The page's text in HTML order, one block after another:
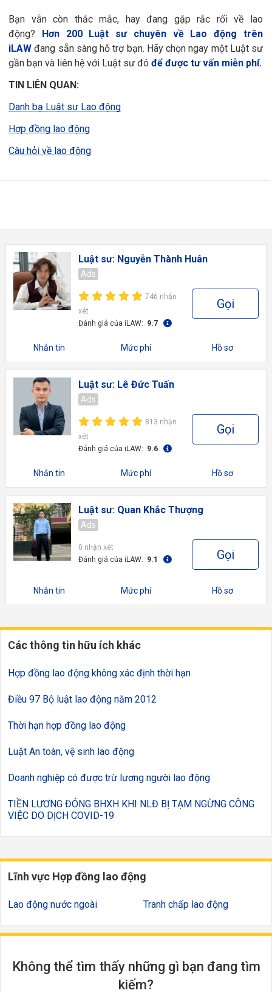
Bạn vẫn còn thắc mắc, hay đang gặp rắc rối về lao
động? Hơn 200 Luật sư chuyên về Lao động trên
iLAWđang sẵn sàng hỗ trợ bạn. Hãy chọn ngay một Luật sư
gần bạn và liên hệ với Luật sư đó để được tư vấn miễn phí.
TIN LIÊN QUAN:
Danh bạ Luật sư Lao động
Hợp đồng lao động
Câu hỏi về lao động
Luật sư: Nguyễn Thành Huân
Ads
746 nhận
xét
Đánh giá của iLAW: 9.7
Gọi
Nhắn tin Mức phí Hồ sơ
Luật sư: Lê Đức Tuấn
Ads
813 nhận
xét
Đánh giá của iLAW: 9.6
Gọi
Nhắn tin Mức phí Hồ sơ
Luật sư: Quan Khắc Thượng
Ads
0 nhận xét
Đánh giá của iLAW: 9.1 Gọi
Nhắn tin Mức phí Hồ sơ
Các thông tin hữu ích khác
Hợp đồng lao động không xác định thời hạn
Điều 97 Bộ luật lao động năm 2012
Thời hạn hợp đồng lao động
Luật An toàn, vệ sinh lao động
Doanh nghiệp có được trừ lương người lao động
TIỀN LƯƠNG ĐÓNG BHXH KHI NLĐ BỊ TẠM NGỪNG CÔNG
VIỆC DO DỊCH COVID-19
Lĩnh vực Hợp đồng lao động
Lao động nước ngoài Tranh chấp lao động
Không thể tìm thấy những gì bạn đang tìm
kiếm?